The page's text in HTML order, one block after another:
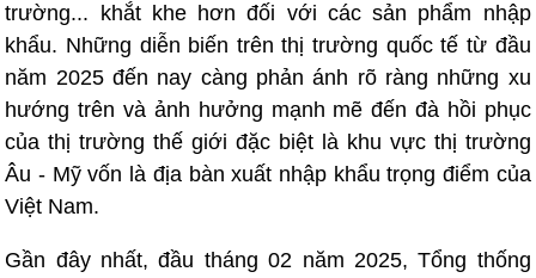
trường... khắt khe hơn đối với các sản phẩm nhập
khẩu. Những diễn biến trên thị trường quốc tế từ đầu
năm 2025 đến nay càng phản ánh rõ ràng những xu
hướng trên và ảnh hưởng mạnh mẽ đến đà hồi phục
của thị trường thế giới đặc biệt là khu vực thị trường
Âu - Mỹ vốn là địa bàn xuất nhập khẩu trọng điểm của
Việt Nam.
Gần đây nhất, đầu tháng 02 năm 2025, Tổng thống